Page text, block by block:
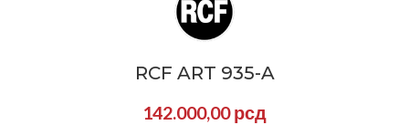
RCF ART 935-A
142.000,00рсд